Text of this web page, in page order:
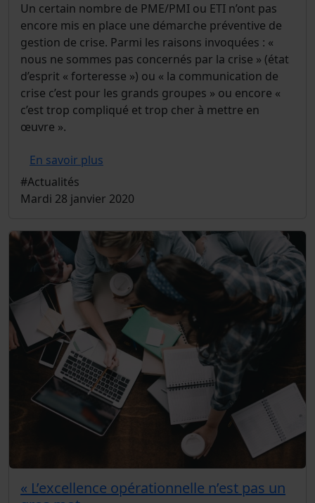
Un certain nombre de PME/PMI ou ETI n’ont pas
encore mis en place une démarche préventive de
gestion de crise. Parmi les raisons invoquées : «
nous ne sommes pas concernés par la crise » (état
d’esprit « forteresse ») ou « la communication de
crise c’est pour les grands groupes » ou encore «
c’est trop compliqué et trop cher à mettre en
œuvre ».
En savoir plus
#Actualités
Mardi 28 janvier 2020
« L’excellence opérationnelle n’est pas un